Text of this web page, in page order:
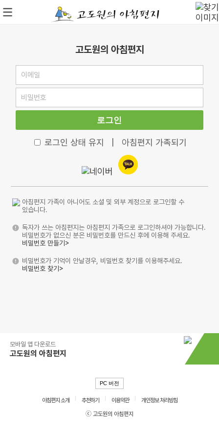
고도원의 아침편지
로그인
로그인 상태 유지 아침편지 가족되기
아침편지 가족이 아니어도 소셜 및 외부 계정으로 로그인할 수
있습니다.
독자가 쓰는 아침편지는 아침편지 가족으로 로그인하셔야 가능합니다.
비밀번호가 없으신 분은 비밀번호를 만드신 후에 이용해 주세요.
비밀번호 만들기>
비밀번호가 기억이 안날경우, 비밀번호 찾기를 이용해주세요.
비밀번호 찾기>
모바일 앱 다운로드
고도원의 아침편지
PC 버전
아침편지 소개 추천하기 이용약관
개인정보 처리방침
ⓒ 고도원의 아침편지